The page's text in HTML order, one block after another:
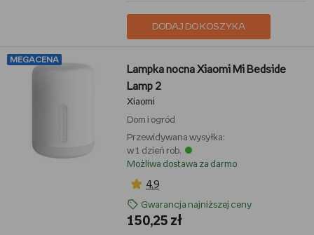
DODAJ DO KOSZYKA
MEGACENA
Lampka nocna Xiaomi Mi Bedside
Lamp 2
Xiaomi
Dom i ogród
Przewidywana wysyłka:
w 1 dzień rob.
Możliwa dostawa za darmo
4,9
Gwarancja najniższej ceny
150,25 zł